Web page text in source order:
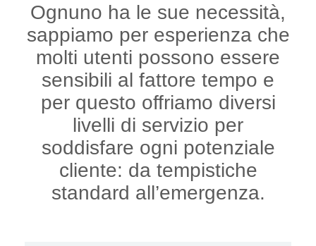
Ognuno ha le sue necessità,
sappiamo per esperienza che
molti utenti possono essere
sensibili al fattore tempo e
per questo offriamo diversi
livelli di servizio per
soddisfare ogni potenziale
cliente: da tempistiche
standard all’emergenza.